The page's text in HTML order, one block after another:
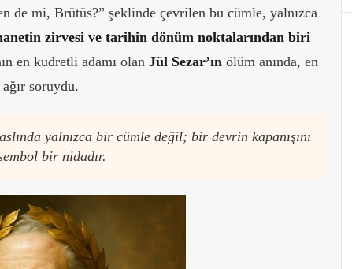
de mi, Brütüs?” şeklinde çevrilen bu cümle, yalnızca
zirvesi ve tarihin dönüm noktalarından biri
en kudretli adamı olan Jül Sezar’ın ölüm anında, en
soruydu.
yalnızca bir cümle değil; bir devrin kapanışını
bir nidadır.